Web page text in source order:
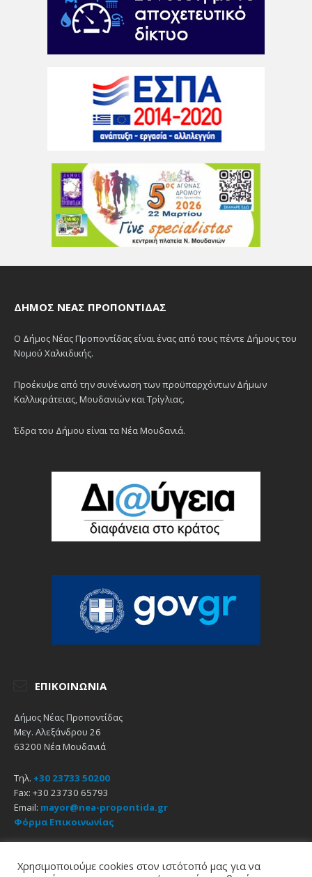
ΔΉΜΟΣ ΝΈΑΣ ΠΡΟΠΟΝΤΊΔΑΣ
Ο Δήμος Νέας Προποντίδας είναι ένας από τους πέντε Δήμους του
Νομού Χαλκιδικής.
Προέκυψε από την συνένωση των προϋπαρχόντων Δήμων
Καλλικράτειας, Μουδανιών και Τρίγλιας.
Έδρα του Δήμου είναι τα Νέα Μουδανιά.
ΕΠΙΚΟΙΝΩΝΊΑ
Δήμος Νέας Προποντίδας
Μεγ. Αλεξάνδρου 26
63200 Νέα Μουδανιά
Τηλ. +30 23733 50200
Fax: +30 23730 65793
Email: mayor@nea-propontida.gr
Φόρμα Επικοινωνίας
Χρησιμοποιούμε cookies στον ιστότοπό μας για να